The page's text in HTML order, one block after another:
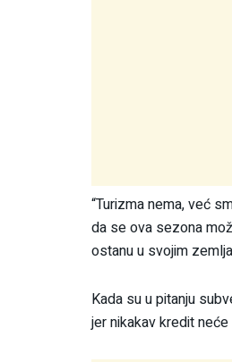
“Turizma nema, već
da se ova sezona
ostanu u svojim
Kada su u pitanju
jer nikakav kredit